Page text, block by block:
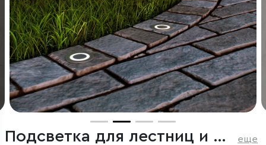
Подсветка для лестниц и дорожек еще